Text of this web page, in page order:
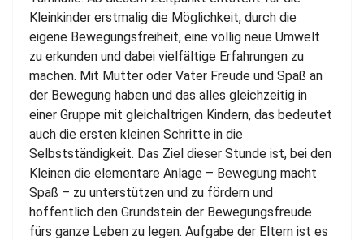
Kleinkinder erstmalig die Möglichkeit, durch die
eigene Bewegungsfreiheit, eine völlig neue Umwelt
zu erkunden und dabei vielfältige Erfahrungen zu
machen. Mit Mutter oder Vater Freude und Spaß an
der Bewegung haben und das alles gleichzeitig in
einer Gruppe mit gleichaltrigen Kindern, das bedeutet
auch die ersten kleinen Schritte in die
Selbstständigkeit. Das Ziel dieser Stunde ist, bei den
Kleinen die elementare Anlage – Bewegung macht
Spaß – zu unterstützen und zu fördern und
hoffentlich den Grundstein der Bewegungsfreude
fürs ganze Leben zu legen. Aufgabe der Eltern ist es